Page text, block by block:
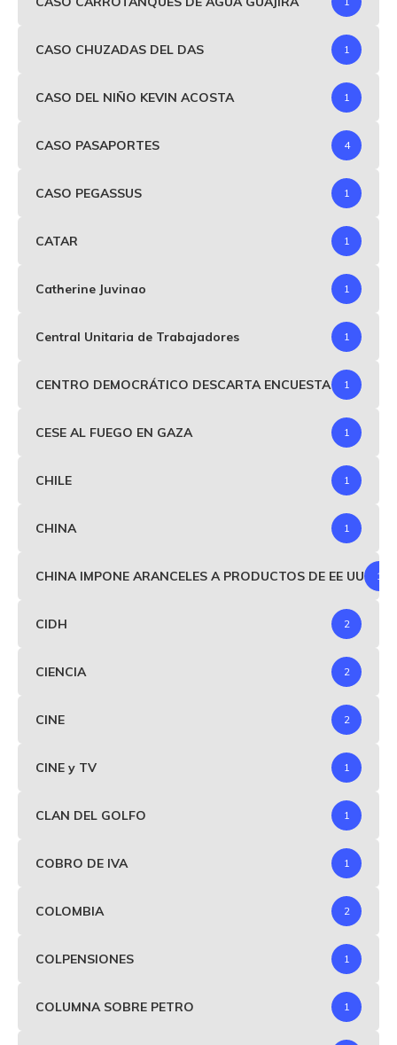
CASO CHUZADAS DEL DAS 1
CASO DEL NIÑO KEVIN ACOSTA 1
CASO PASAPORTES 4
CASO PEGASSUS 1
CATAR 1
Catherine Juvinao 1
Central Unitaria de Trabajadores 1
CENTRO DEMOCRÁTICO DESCARTA ENCUESTA 1
CESE AL FUEGO EN GAZA 1
CHILE 1
CHINA 1
CHINA IMPONE ARANCELES A PRODUCTOS DE EE UU 1
CIDH 2
CIENCIA 2
CINE 2
CINE y TV 1
CLAN DEL GOLFO 1
COBRO DE IVA 1
COLOMBIA 2
COLPENSIONES 1
COLUMNA SOBRE PETRO 1